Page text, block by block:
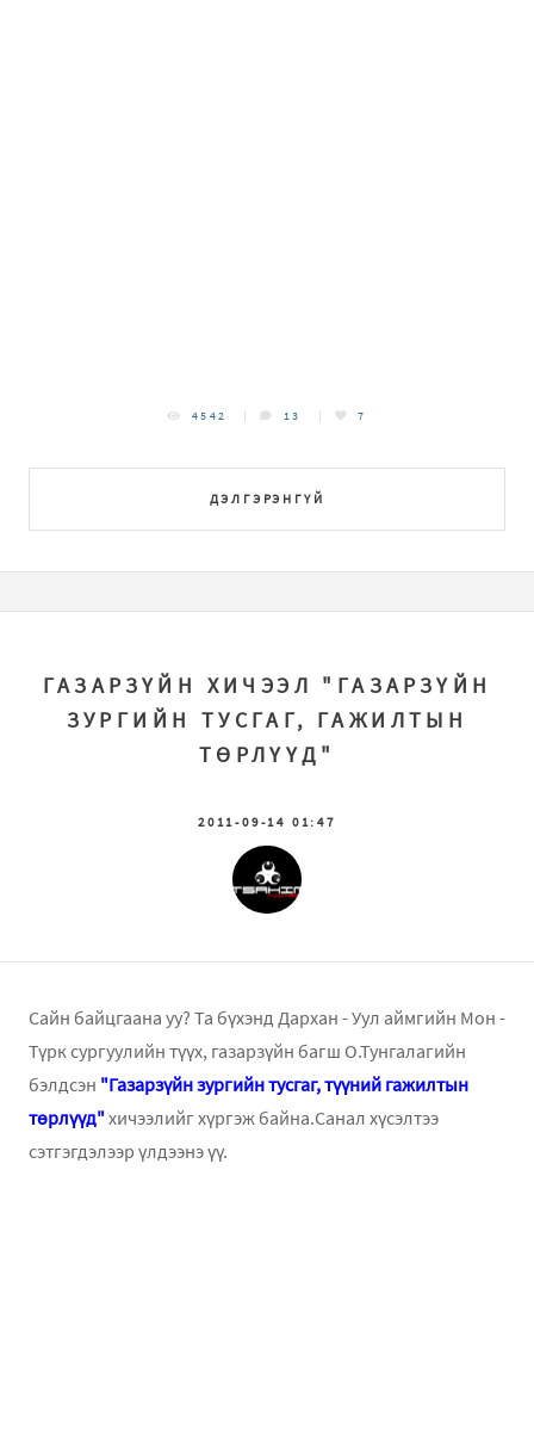
ДЭЛГЭРЭНГҮЙ
4542 13 7
ГАЗАРЗҮЙН ХИЧЭЭЛ "ГАЗАРЗҮЙН
ЗУРГИЙН ТУСГАГ, ГАЖИЛТЫН
ТӨРЛҮҮД"
2011-09-14 01:47
Сайн байцгаана уу? Та бүхэнд Дархан - Уул аймгийн Мон -
Түрк сургуулийн түүх, газарзүйн багш О.Тунгалагийн
бэлдсэн "Газарзүйн зургийн тусгаг, түүний гажилтын
төрлүүд"хичээлийг хүргэж байна.Санал хүсэлтээ
сэтгэгдэлээр үлдээнэ үү.